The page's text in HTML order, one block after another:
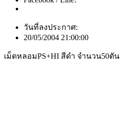
วันที่ลงประกาศ:
20/05/2004 21:00:00
เม็ดหลอมPS+HI สีดำ จำนวน50ตัน